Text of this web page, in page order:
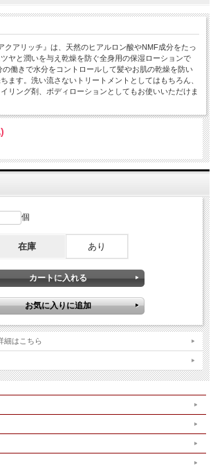
クアリッチ』は、天然のヒアルロン酸やNMF成分をたっ
ヤと潤いを与え乾燥を防ぐ全身用の保湿ローションで
働きで水分をコントロールして髪やお肌の乾燥を防い
ます。洗い流さないトリートメントとしてはもちろん、
リング剤、ボディローションとしてもお使いいただけま
個
在庫 あり
細はこちら